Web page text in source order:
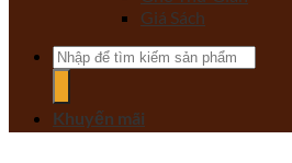
Giá Sách
Tìm
kiếm:
Khuyến mãi